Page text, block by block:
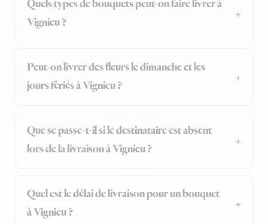
Quels types de bouquets peut-on faire livrer à
Vignieu ?
Peut-on livrer des fleurs le dimanche et les
jours fériés à Vignieu ?
Que se passe-t-il si le destinataire est absent
lors de la livraison à Vignieu ?
Quel est le délai de livraison pour un bouquet
à Vignieu ?